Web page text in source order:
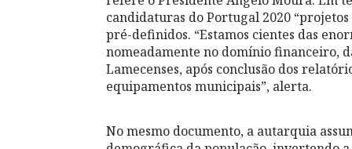
candidaturas do Portugal 2020
pré-definidos. “Estamos cientes das
nomeadamente no domínio financeiro,
Lamecenses, após conclusão dos
equipamentos municipais”, alerta.
No mesmo documento, a autarquia